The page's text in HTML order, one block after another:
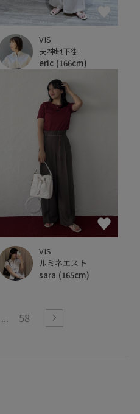
VIS
天神地下街
eric (166cm)
VIS
ルミネエスト
sara (165cm)
58